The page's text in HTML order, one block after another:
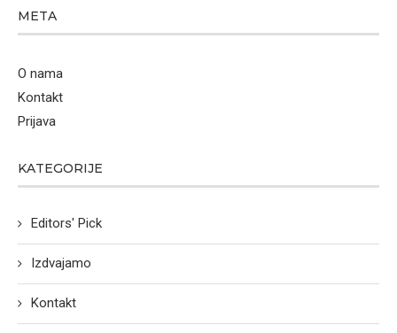
META
O nama
Kontakt
Prijava
KATEGORIJE
Editors' Pick
Izdvajamo
Kontakt